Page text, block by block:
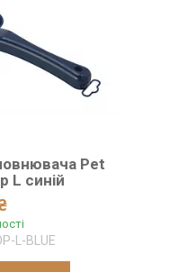
Pet
L синій
L-BLUE